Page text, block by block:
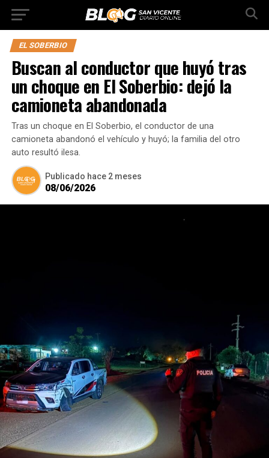
EL SOBERBIO
Buscan al conductor que huyó tras
un choque en El Soberbio: dejó la
camioneta abandonada
Tras un choque en El Soberbio, el conductor de una
camioneta abandonó el vehículo y huyó; la familia del otro
auto resultó ilesa.
Publicado hace 2 meses
08/06/2026